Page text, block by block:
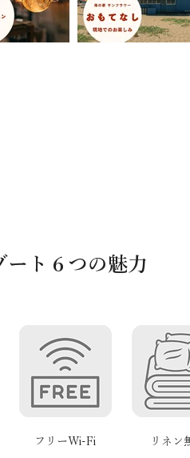
ート６つの魅力
フリーWi-Fi リネン